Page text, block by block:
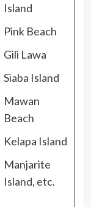
Island
Pink Beach
Gili Lawa
Siaba Island
Mawan
Beach
Kelapa Island
Manjarite
Island, etc.